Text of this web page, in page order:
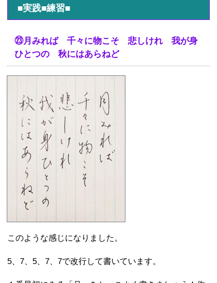
■実践■練習■
㉓月みれば 千々に物こそ 悲しけれ 我が身
ひとつの 秋にはあらねど
このような感じになりました。
5、7、5、7、7で改行して書いています。